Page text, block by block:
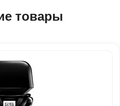
товары